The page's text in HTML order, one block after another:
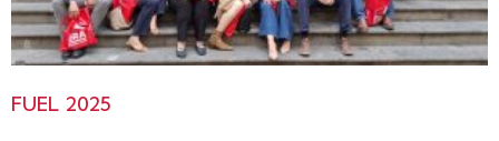
FUEL 2025